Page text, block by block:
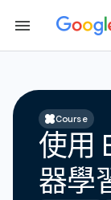
Course
使用
器學